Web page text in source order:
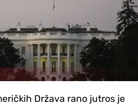
Država rano jutros je